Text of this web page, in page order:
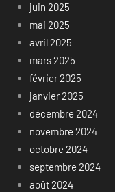
juin 2025
mai 2025
avril 2025
mars 2025
février 2025
janvier 2025
décembre 2024
novembre 2024
octobre 2024
septembre 2024
août 2024